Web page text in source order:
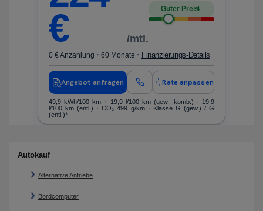
€ /mtl.
Guter Preis4
0 € Anzahlung · 60 Monate · Finanzierungs-Details
Angebot anfragen Rate anpassen
49,9 kWh/100 km + 19,9 l/100 km (gew., komb.) · 19,9
l/100 km (entl.) · CO₂ 499 g/km · Klasse G (gew.) / G
(entl.)*
Autokauf
Alternative Antriebe
Bordcomputer